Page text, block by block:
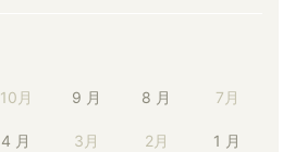
10月 9 月 8 月 7月
4 月 3月 2月 1 月